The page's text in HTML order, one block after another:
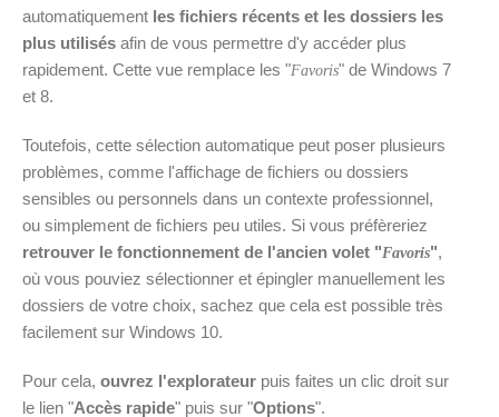
automatiquement les fichiers récents et les dossiers les
plus utilisés afin de vous permettre d'y accéder plus
rapidement. Cette vue remplace les "Favoris" de Windows 7
et 8.
Toutefois, cette sélection automatique peut poser plusieurs
problèmes, comme l'affichage de fichiers ou dossiers
sensibles ou personnels dans un contexte professionnel,
ou simplement de fichiers peu utiles. Si vous préfèreriez
retrouver le fonctionnement de l'ancien volet "Favoris",
où vous pouviez sélectionner et épingler manuellement les
dossiers de votre choix, sachez que cela est possible très
facilement sur Windows 10.
Pour cela, ouvrez l'explorateur puis faites un clic droit sur
le lien "Accès rapide" puis sur "Options".